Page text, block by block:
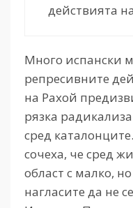
действията
Много испански
репресивните
на Рахой
рязка
сред
сочеха, че сред
област с малко,
нагласите да не